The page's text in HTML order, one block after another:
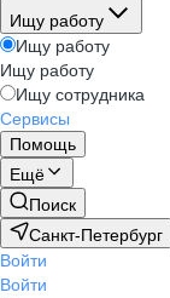
Ищу работу
Ищу работу
Ищу работу
Ищу сотрудника
Сервисы
Помощь
Ещё
Поиск
Санкт-Петербург
Войти
Войти